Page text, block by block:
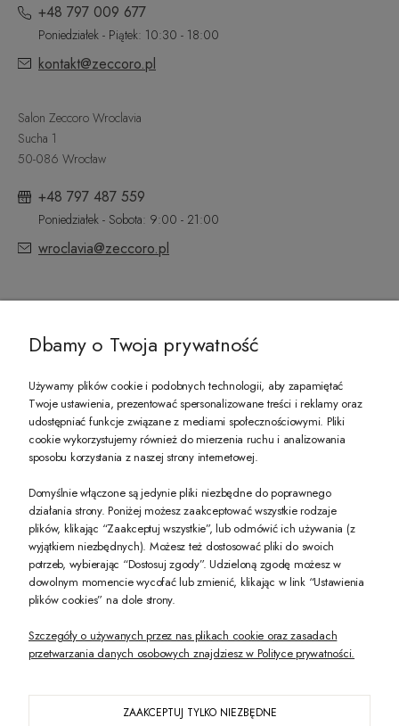
+48 797 009 677
Poniedziałek - Piątek: 10:30 - 18:00
kontakt@zeccoro.pl
Salon Zeccoro Wroclavia
Sucha 1
50-086 Wrocław
+48 797 487 559
Poniedziałek - Sobota: 9:00 - 21:00
wroclavia@zeccoro.pl
PREZENT DLA CIEBIE!
-10% na pierwsze zakupy na zeccoro.pl Gdy zapiszesz się do naszego
Twoje dane będą przetwarzane zgodnie z nasząpolityką prywatności
POKAŻ PEŁNĄ WERSJĘ STRONY
Dbamy o Twoja prywatność
Używamy plików cookie i podobnych technologii, aby zapamiętać
Twoje ustawienia, prezentować spersonalizowane treści i reklamy oraz
udostępniać funkcje związane z mediami społecznościowymi. Pliki
cookie wykorzystujemy również do mierzenia ruchu i analizowania
sposobu korzystania z naszej strony internetowej.
Domyślnie włączone są jedynie pliki niezbędne do poprawnego
działania strony. Poniżej możesz zaakceptować wszystkie rodzaje
plików, klikając “Zaakceptuj wszystkie”, lub odmówić ich używania (z
wyjątkiem niezbędnych). Możesz też dostosować pliki do swoich
potrzeb, wybierając “Dostosuj zgody”. Udzieloną zgodę możesz w
dowolnym momencie wycofać lub zmienić, klikając w link “Ustawienia
plików cookies” na dole strony.
Szczegóły o używanych przez nas plikach cookie oraz zasadach
przetwarzania danych osobowych znajdziesz w Polityce prywatności.
ZAAKCEPTUJ TYLKO NIEZBĘDNE